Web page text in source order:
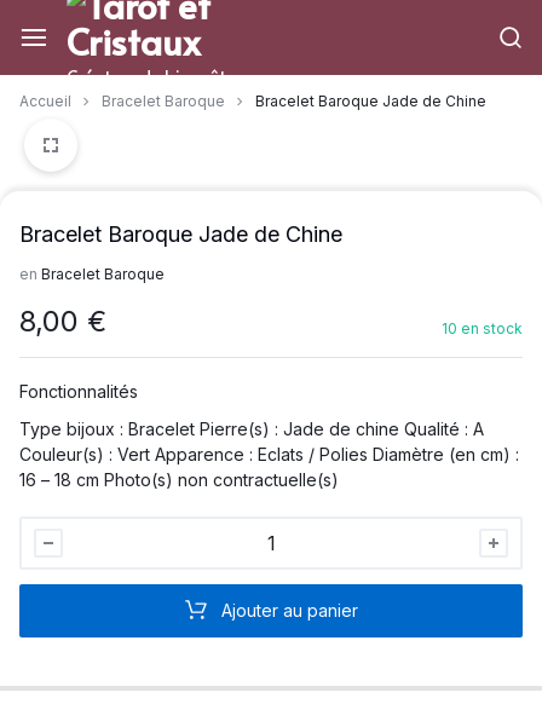
à/au
contenuCréateur de bien-être
Accueil Bracelet Baroque Bracelet Baroque Jade de Chine
Bracelet Baroque Jade de Chine
en Bracelet Baroque
8,00 € 10 en stock
Fonctionnalités
Type bijoux : Bracelet Pierre(s) : Jade de chine Qualité : A
Couleur(s) : Vert Apparence : Eclats / Polies Diamètre (en cm) :
16 – 18 cm Photo(s) non contractuelle(s)
quantité
Ajouter au panier